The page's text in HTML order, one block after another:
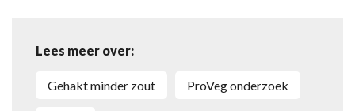
Lees meer over:
gehakt minder zout ProVeg onderzoek